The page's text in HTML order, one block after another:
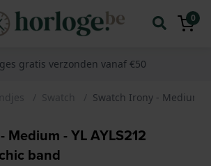
0
gratis verzonden vanaf €50
Swatch Swatch Irony - Medium -
Medium - YL AYLS212
band